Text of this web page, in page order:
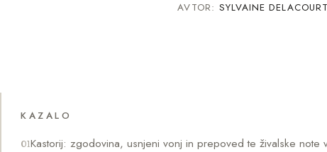
AVTOR: SYLVAINE
KAZALO
Kastorij: zgodovina, usnjeni vonj in prepoved te živalske note